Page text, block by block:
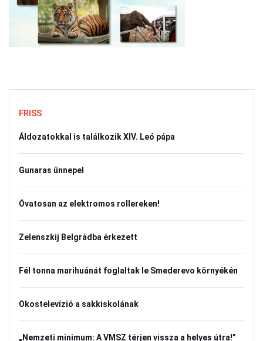
FRISS
Áldozatokkal is találkozik XIV. Leó pápa
Gunaras ünnepel
Óvatosan az elektromos rollereken!
Zelenszkij Belgrádba érkezett
Fél tonna marihuánát foglaltak le Smederevo környékén
Okostelevízió a sakkiskolának
„Nemzeti minimum: A VMSZ térjen vissza a helyes útra!”